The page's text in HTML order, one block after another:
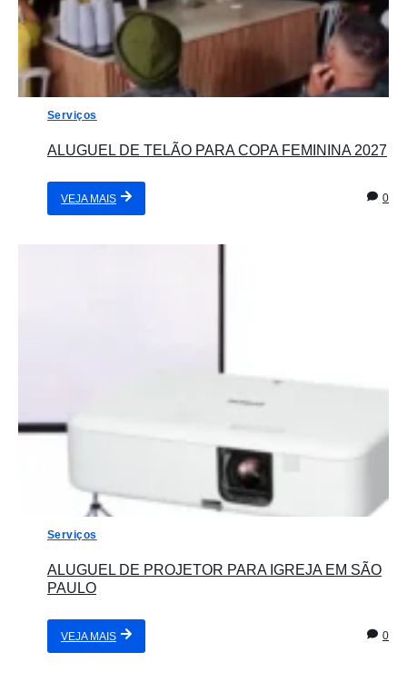
Serviços
ALUGUEL DE TELÃO PARA COPA FEMININA 2027
VEJA MAIS 0
Serviços
ALUGUEL DE PROJETOR PARA IGREJA EM SÃO
PAULO
VEJA MAIS 0